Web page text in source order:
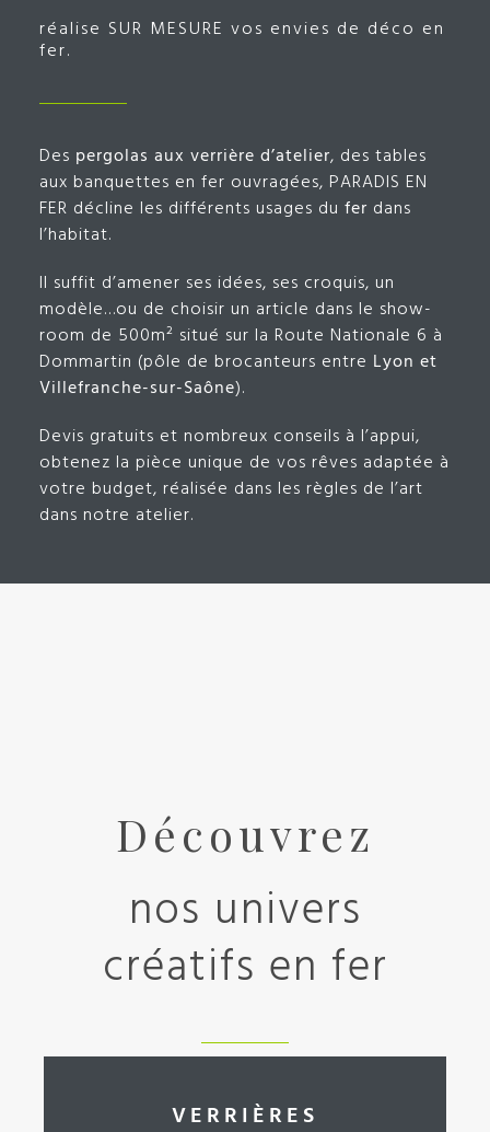
réalise SUR MESURE vos envies de déco en
fer.
Des pergolas aux verrière d’atelier, des tables
aux banquettes en fer ouvragées, PARADIS EN
FER décline les différents usages du fer dans
l’habitat.
Il suffit d’amener ses idées, ses croquis, un
modèle…ou de choisir un article dans le show-
room de 500m² situé sur la Route Nationale 6 à
Dommartin (pôle de brocanteurs entre Lyon et
Villefranche-sur-Saône).
Devis gratuits et nombreux conseils à l’appui,
obtenez la pièce unique de vos rêves adaptée à
votre budget, réalisée dans les règles de l’art
dans notre atelier.
Découvrez
nos univers
créatifs en fer
VERRIÈRES